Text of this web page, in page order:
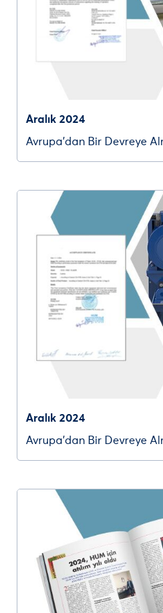
Aralık 2024
Avrupa’dan Bir Devreye
Aralık 2024
Avrupa’dan Bir Devreye